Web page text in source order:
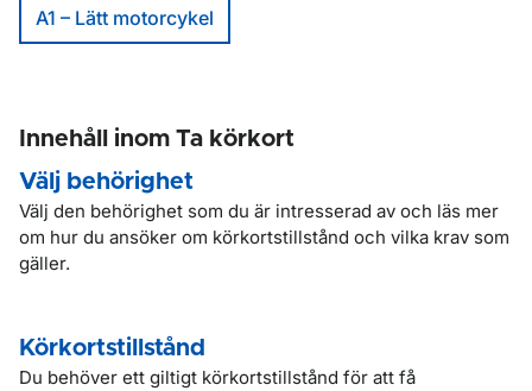
A1 – Lätt motorcykel
Innehåll inom Ta körkort
Välj behörighet
Välj den behörighet som du är intresserad av och läs mer
om hur du ansöker om körkortstillstånd och vilka krav som
gäller.
Körkortstillstånd
Du behöver ett giltigt körkortstillstånd för att få